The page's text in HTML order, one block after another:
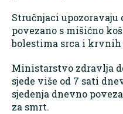
Stručnjaci upozoravaju
povezano s mišićno
bolestima srca i krvnih
Ministarstvo zdravlja
sjede više od 7 sati
sjedenja dnevno
za smrt.